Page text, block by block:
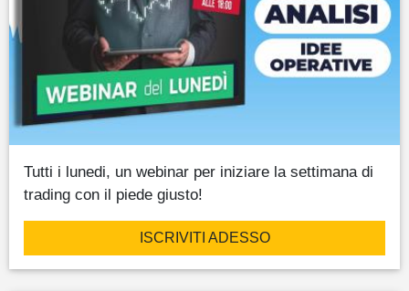
Tutti i lunedi, un webinar per iniziare la settimana di
trading con il piede giusto!
ISCRIVITI ADESSO